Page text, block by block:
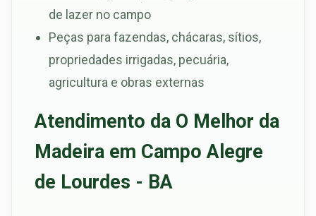
de lazer no campo
Peças para fazendas, chácaras, sítios,
propriedades irrigadas, pecuária,
agricultura e obras externas
Atendimento da O Melhor da
Madeira em Campo Alegre
de Lourdes - BA